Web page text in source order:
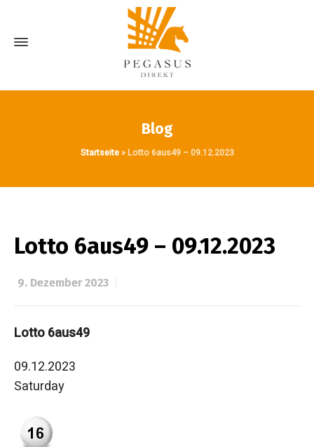
Blog
Startseite»Lotto 6aus49 – 09.12.2023
Lotto 6aus49 – 09.12.2023
9. Dezember 2023
Lotto 6aus49
09.12.2023
Saturday